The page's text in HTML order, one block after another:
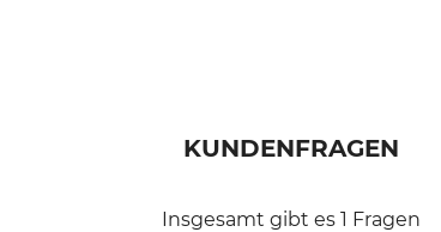
KUNDENFRAGEN
Insgesamt gibt es 1 Fragen